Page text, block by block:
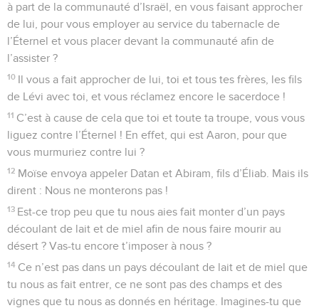
à part de la communauté d’Israël, en vous faisant approcher
de lui, pour vous employer au service du tabernacle de
l’Éternel et vous placer devant la communauté afin de
l’assister ?
10 Il vous a fait approcher de lui, toi et tous tes frères, les fils
de Lévi avec toi, et vous réclamez encore le sacerdoce !
11 C’est à cause de cela que toi et toute ta troupe, vous vous
liguez contre l’Éternel ! En effet, qui est Aaron, pour que
vous murmuriez contre lui ?
12 Moïse envoya appeler Datan et Abiram, fils d’Éliab. Mais ils
dirent : Nous ne monterons pas !
13 Est-ce trop peu que tu nous aies fait monter d’un pays
découlant de lait et de miel afin de nous faire mourir au
désert ? Vas-tu encore t’imposer à nous ?
14 Ce n’est pas dans un pays découlant de lait et de miel que
tu nous as fait entrer, ce ne sont pas des champs et des
vignes que tu nous as donnés en héritage. Imagines-tu que